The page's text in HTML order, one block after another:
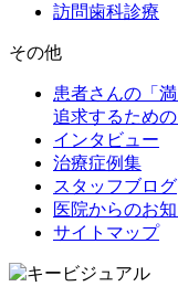
訪問歯科診療
その他
患者さんの「
追求するため
インタビュー
治療症例集
スタッフブログ
医院からのお
サイトマップ